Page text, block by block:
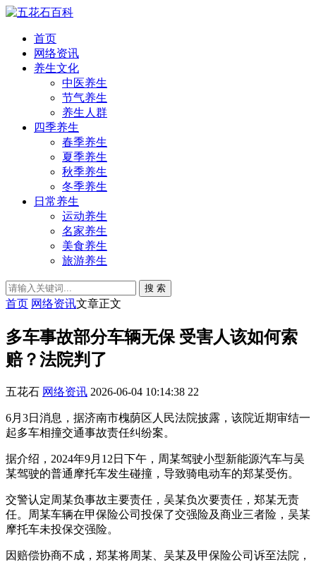
首页
网络资讯
养生文化
中医养生
节气养生
养生人群
四季养生
春季养生
夏季养生
秋季养生
冬季养生
日常养生
运动养生
名家养生
美食养生
旅游养生
搜 索
首页 网络资讯文章正文
多车事故部分车辆无保 受害人该如何索
赔？法院判了
五花石 网络资讯 2026-06-04 10:14:38 22
6月3日消息，据济南市槐荫区人民法院披露，该院近期审结一
起多车相撞交通事故责任纠纷案。
据介绍，2024年9月12日下午，周某驾驶小型新能源汽车与吴
某驾驶的普通摩托车发生碰撞，导致骑电动车的郑某受伤。
交警认定周某负事故主要责任，吴某负次要责任，郑某无责
任。周某车辆在甲保险公司投保了交强险及商业三者险，吴某
摩托车未投保交强险。
因赔偿协商不成，郑某将周某、吴某及甲保险公司诉至法院，